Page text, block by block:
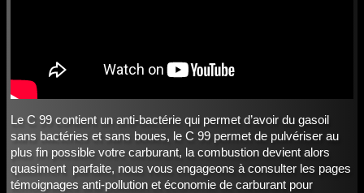
Le C 99 contient un anti-bactérie qui permet d’avoir du gasoil
sans bactéries et sans boues, le C 99 permet de pulvériser au
plus fin possible votre carburant, la combustion devient alors
quasiment parfaite, nous vous engageons à consulter les pages
témoignages anti-pollution et économie de carburant pour